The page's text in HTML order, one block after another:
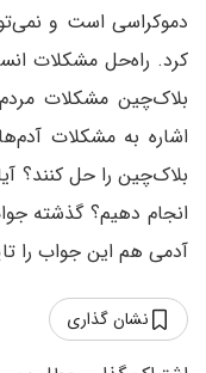
دموکراسی است و
کرد. راه‌حل مشکلات
بلاک‌چین مشکلات
اشاره به مشکلات
بلاک‌چین را حل کنند؟
انجام دهیم؟ گذشته
آدمی هم این جواب را
نشان گذاری